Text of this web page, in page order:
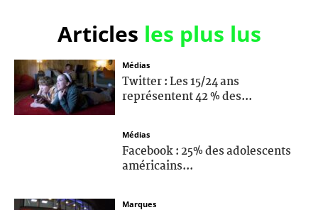
Articles les plus lus
Médias
Twitter : Les 15/24 ans
représentent 42 % des...
Médias
Facebook : 25% des adolescents
américains...
Marques